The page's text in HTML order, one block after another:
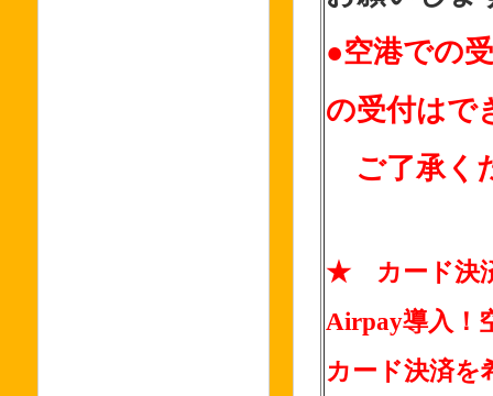
●空港での
の受付はで
ご了承く
★ カード決
Airpay導入！
カード決済を